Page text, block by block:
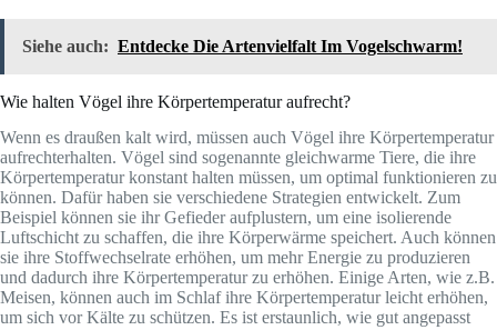
Siehe auch: Entdecke Die Artenvielfalt Im Vogelschwarm!
Wie halten Vögel ihre Körpertemperatur aufrecht?
Wenn es draußen kalt wird, müssen auch Vögel ihre Körpertemperatur
aufrechterhalten. Vögel sind sogenannte gleichwarme Tiere, die ihre
Körpertemperatur konstant halten müssen, um optimal funktionieren zu
können. Dafür haben sie verschiedene Strategien entwickelt. Zum
Beispiel können sie ihr Gefieder aufplustern, um eine isolierende
Luftschicht zu schaffen, die ihre Körperwärme speichert. Auch können
sie ihre Stoffwechselrate erhöhen, um mehr Energie zu produzieren
und dadurch ihre Körpertemperatur zu erhöhen. Einige Arten, wie z.B.
Meisen, können auch im Schlaf ihre Körpertemperatur leicht erhöhen,
um sich vor Kälte zu schützen. Es ist erstaunlich, wie gut angepasst